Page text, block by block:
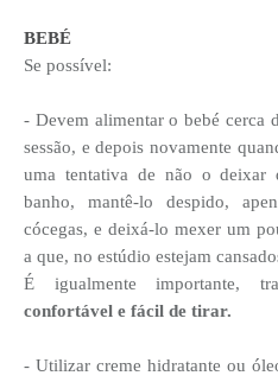
BEBÉ
Se possível:
- Devem alimentar o bebé cerca
sessão, e depois novamente
uma tentativa de não o deixar
banho, mantê-lo despido,
cócegas, e deixá-lo mexer um
a que, no estúdio estejam
É igualmente importante,
confortável e fácil de tirar.
- Utilizar creme hidratante ou